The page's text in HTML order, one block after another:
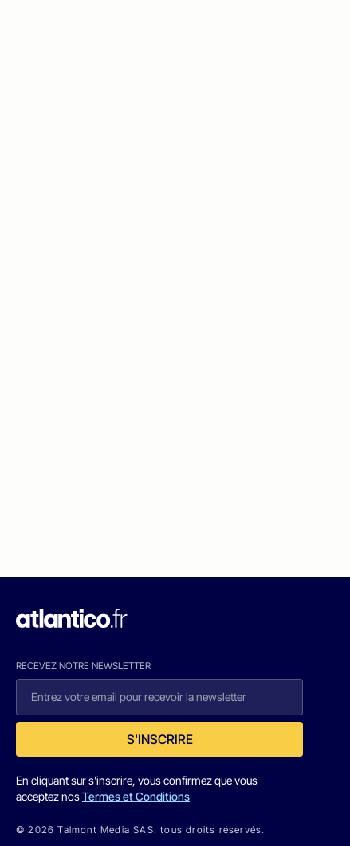
RECEVEZ NOTRE NEWSLETTER
S'INSCRIRE
En cliquant sur s'inscrire, vous confirmez que vous
acceptez nosTermes et Conditions
© 2026 Talmont Media SAS. tous droits réservés.